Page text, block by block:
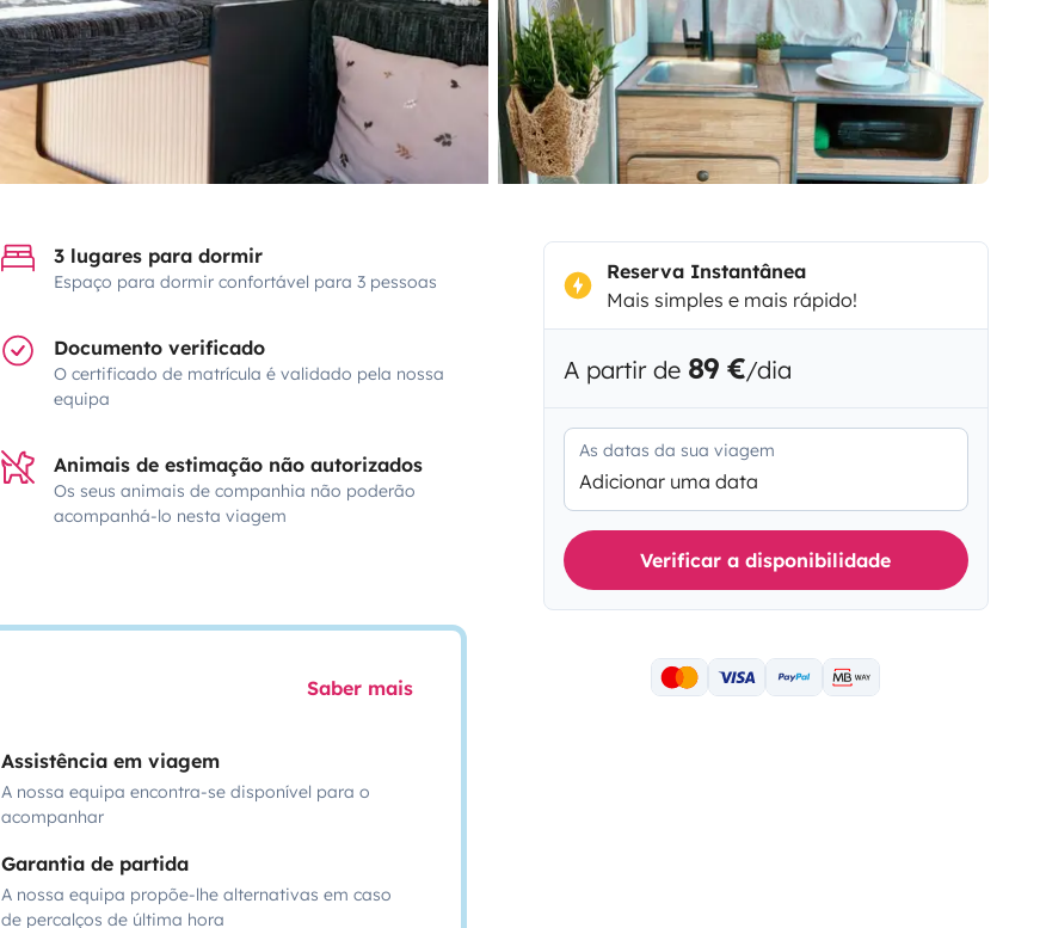
3 lugares para dormir
Espaço para dormir confortável para 3 pessoas
Documento verificado
O certificado de matrícula é validado pela nossa
equipa
Animais de estimação não autorizados
Os seus animais de companhia não poderão
acompanhá-lo nesta viagem
Saber mais
Assistência em viagem
A nossa equipa encontra-se disponível para o
acompanhar
Garantia de partida
A nossa equipa propõe-lhe alternativas em caso
de percalços de última hora
Reserva Instantânea
Mais simples e mais rápido!
A partir de 89 €/dia
As datas da sua viagem
Adicionar uma data
Verificar a disponibilidade